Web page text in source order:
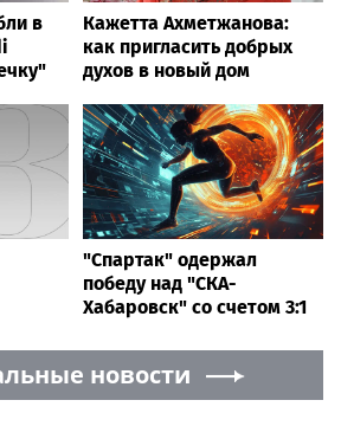
в
Кажетта Ахметжанова:
как пригласить добрых
духов в новый дом
"Спартак" одержал
победу над "СКА-
Хабаровск" со счетом 3:1
новости